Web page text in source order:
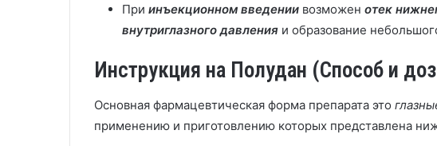
При инъекционном введении возможен отек
внутриглазного давления и образование
Инструкция на Полудан (Способ и
Основная фармацевтическая форма препарата это
применению и приготовлению которых представлена